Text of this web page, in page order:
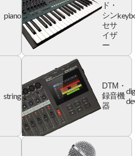
piano
ド・
シン
セサ
イザ
ー
string
DTM・
録音機
器